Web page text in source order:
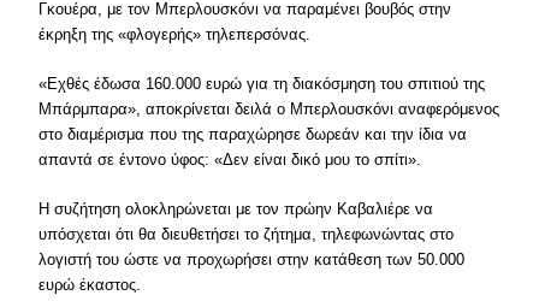
Γκουέρα, με τον Μπερλουσκόνι να παραμένει βουβός στην
έκρηξη της «φλογερής» τηλεπερσόνας.
«Εχθές έδωσα 160.000 ευρώ για τη διακόσμηση του σπιτιού της
Μπάρμπαρα», αποκρίνεται δειλά ο Μπερλουσκόνι αναφερόμενος
στο διαμέρισμα που της παραχώρησε δωρεάν και την ίδια να
απαντά σε έντονο ύφος: «Δεν είναι δικό μου το σπίτι».
Η συζήτηση ολοκληρώνεται με τον πρώην Καβαλιέρε να
υπόσχεται ότι θα διευθετήσει το ζήτημα, τηλεφωνώντας στο
λογιστή του ώστε να προχωρήσει στην κατάθεση των 50.000
ευρώ έκαστος.